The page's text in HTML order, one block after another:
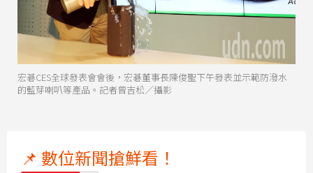
宏碁CES全球發表會會後，宏碁董事長陳俊聖下午發表並示範防潑水
的藍芽喇叭等產品。記者曾吉松／攝影
📌 數位新聞搶鮮看！